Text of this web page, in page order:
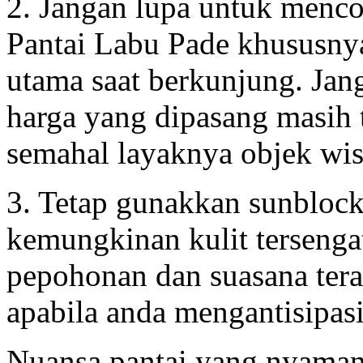
Pantai Labu Pade
utama saat berkunjung.
harga yang dipasang
semahal layaknya objek
3. Tetap gunakkan
kemungkinan kulit
pepohonan dan suasana
apabila anda